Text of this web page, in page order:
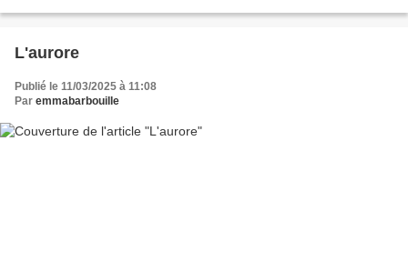
L'aurore
Publié le 11/03/2025 à 11:08
Par emmabarbouille